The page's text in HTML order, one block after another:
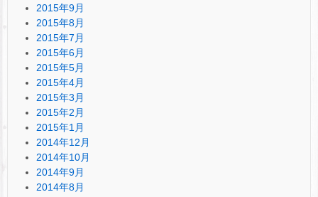
2015年9月
2015年8月
2015年7月
2015年6月
2015年5月
2015年4月
2015年3月
2015年2月
2015年1月
2014年12月
2014年10月
2014年9月
2014年8月